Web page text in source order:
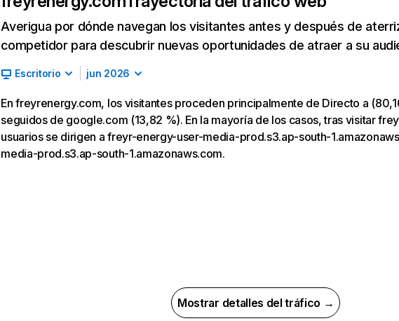
Averigua por dónde navegan los visitantes antes y después de
competidor para descubrir nuevas oportunidades de atraer a su
Escritorio jun 2026
En freyrenergy.com, los visitantes proceden principalmente de Directo a
seguidos de google.com (13,82 %). En la mayoría de los casos, tras visitar
usuarios se dirigen a freyr-energy-user-media-prod.s3.ap-south-
media-prod.s3.ap-south-1.amazonaws.com.
Mostrar detalles del tráfico →